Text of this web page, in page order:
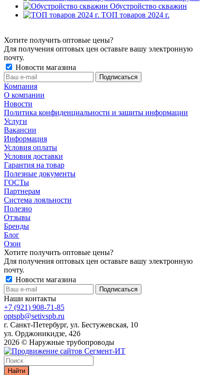
Обустройство скважин
ТОП товаров 2024 г.
Хотите получить оптовые цены?
Для получения оптовых цен оставьте вашу электронную
почту.
Новости магазина
Компания
О компании
Новости
Политика конфиденциальности и защиты информации
Услуги
Вакансии
Информация
Условия оплаты
Условия доставки
Гарантия на товар
Полезные документы
ГОСТы
Партнерам
Система лояльности
Полезно
Отзывы
Бренды
Блог
Озон
Хотите получить оптовые цены?
Для получения оптовых цен оставьте вашу электронную
почту.
Новости магазина
Наши контакты
+7 (921) 908-71-85
optspb@setivspb.ru
г. Санкт-Петербург, ул. Бестужевская, 10
ул. Орджоникидзе, 42б
2026 © Наружные трубопроводы
Найти